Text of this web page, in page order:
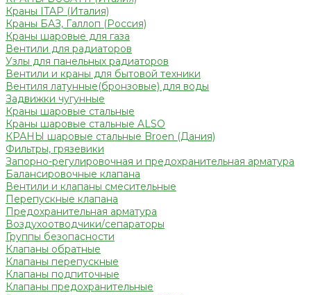
Краны ITAP (Италия)
Краны БАЗ, Галлоп (Россия)
Краны шаровые для газа
Вентили для радиаторов
Узлы для панельных радиаторов
Вентили и краны для бытовой техники
Вентиля латунные(бронзовые) для воды
Задвижки чугунные
Краны шаровые стальные
Краны шаровые стальные ALSO
КРАНЫ шаровые стальные Broen (Дания)
Фильтры, грязевики
Запорно-регулировочная и предохранительная арматура
Балансировочные клапана
Вентили и клапаны смесительные
Перепускные клапана
Предохранительная арматура
Воздухоотводчики/сепараторы
Группы безопасности
Клапаны обратные
Клапаны перепускные
Клапаны подпиточные
Клапаны предохранительные